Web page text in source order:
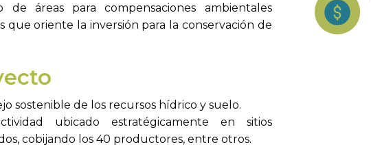
áreas para compensaciones ambientales
que oriente la inversión para la conservación de
sostenible de los recursos hídrico y suelo.
ubicado estratégicamente en sitios
cobijando los 40 productores, entre otros.